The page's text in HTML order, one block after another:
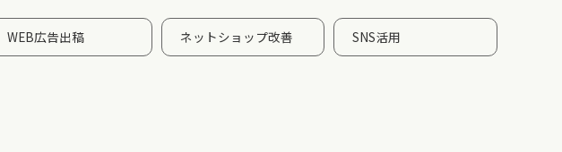
WEB広告出稿 ネットショップ改善 SNS活用